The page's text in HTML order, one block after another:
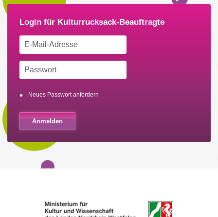
Neues Passwort anfordern